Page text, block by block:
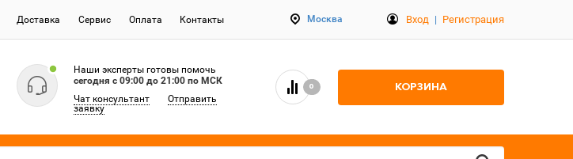
Доставка Сервис Оплата Контакты Москва Вход | Регистрация
Наши эксперты готовы помочь
сегодня c 09:00 до 21:00 по МСК
Чат консультант
Отправить
заявку
0 КОРЗИНА